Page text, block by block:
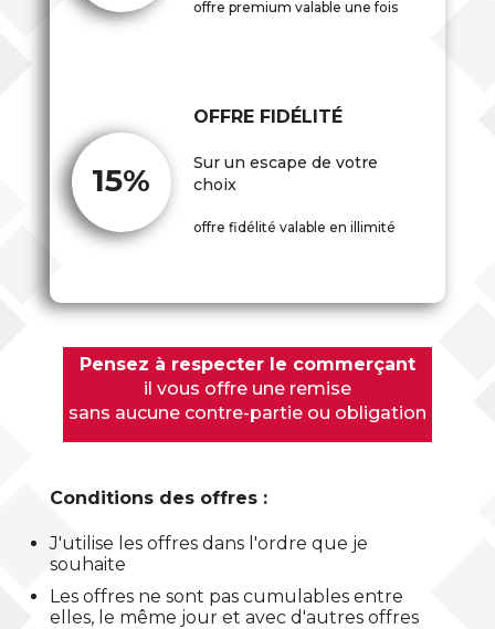
offre premium valable une fois
15%
OFFRE FIDÉLITÉ
Sur un escape de votre
choix
offre fidélité valable en illimité
Pensez à respecter le commerçant
il vous offre une remise
sans aucune contre-partie ou obligation
Conditions des offres :
J'utilise les offres dans l'ordre que je
souhaite
Les offres ne sont pas cumulables entre
elles, le même jour et avec d'autres offres